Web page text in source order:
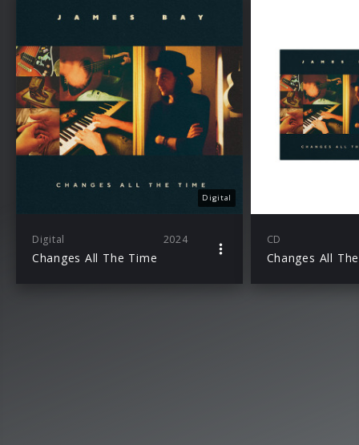
Digital
Digital 2024
Changes All The Time
CD
Changes All